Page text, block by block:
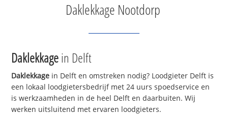
Daklekkage Nootdorp
Daklekkagein Delft
Daklekkage in Delft en omstreken nodig? Loodgieter Delft is
een lokaal loodgietersbedrijf met 24 uurs spoedservice en
is werkzaamheden in de heel Delft en daarbuiten. Wij
werken uitsluitend met ervaren loodgieters.